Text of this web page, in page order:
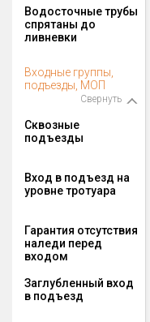
Водосточные трубы
спрятаны до
ливневки
Входные группы,
подъезды, МОП
Свернуть
Сквозные
подъезды
Вход в подъезд на
уровне тротуара
Гарантия отсутствия
наледи перед
входом
Заглубленный вход
в подъезд